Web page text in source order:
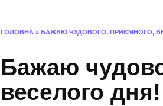
ГОЛОВНА » БАЖАЮ ЧУДОВОГО, ПРИЄМНОГО,
Бажаю
веселого дня!